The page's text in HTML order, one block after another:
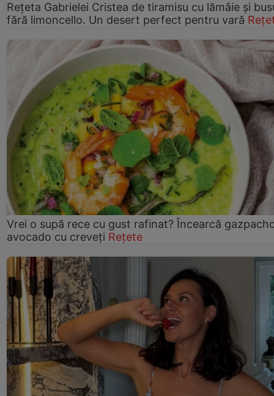
Rețeta Gabrielei Cristea de tiramisu cu lămâie și
fără limoncello. Un desert perfect pentru vară
Vrei o supă rece cu gust rafinat? Încearcă
avocado cu creveți Rețete